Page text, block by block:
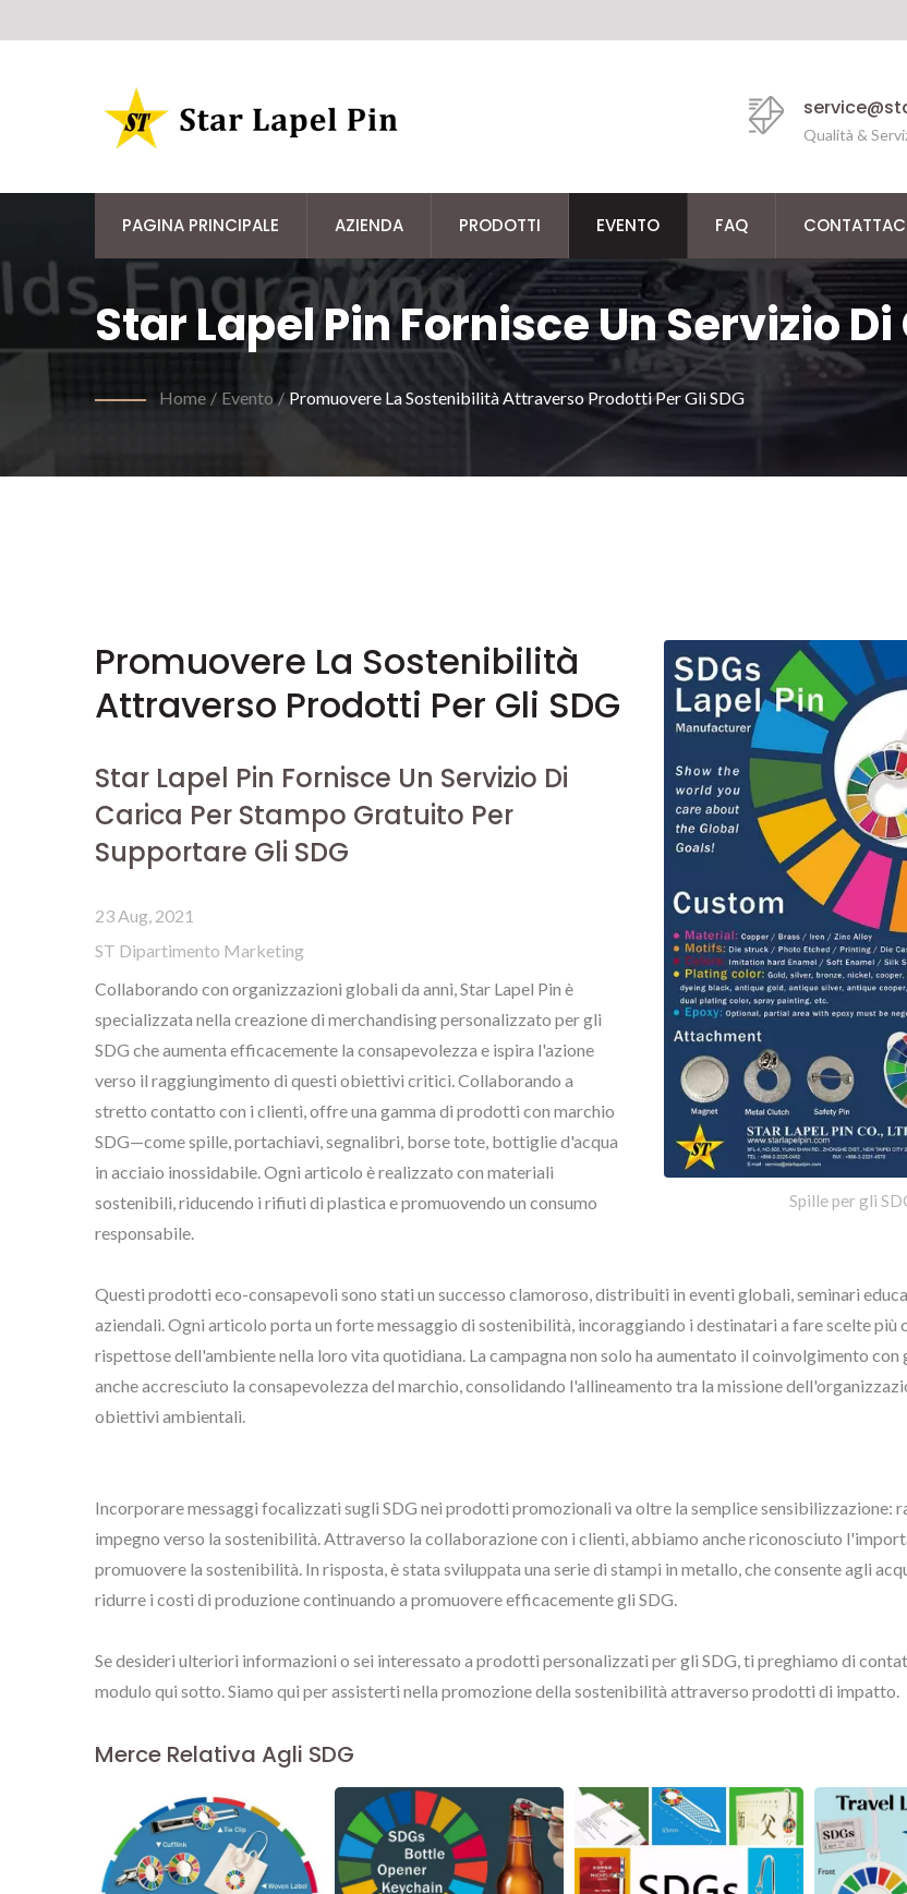
Qualità &
PAGINA PRINCIPALE AZIENDA PRODOTTI EVENTO FAQ
Star Lapel Pin Fornisce Un Servizio
Gratuito Per Supportare Gli SDG
Home / Evento / Promuovere La Sostenibilità Attraverso Prodotti Per Gli SDG
Spille per gli
Promuovere La Sostenibilità
Attraverso Prodotti Per Gli SDG
Star Lapel Pin Fornisce Un Servizio Di
Carica Per Stampo Gratuito Per
Supportare Gli SDG
23 Aug, 2021
ST Dipartimento Marketing
Collaborando con organizzazioni globali da anni, Star Lapel Pin è
specializzata nella creazione di merchandising personalizzato per gli
SDG che aumenta efficacemente la consapevolezza e ispira l'azione
verso il raggiungimento di questi obiettivi critici. Collaborando a
stretto contatto con i clienti, offre una gamma di prodotti con marchio
SDG—come spille, portachiavi, segnalibri, borse tote, bottiglie d'acqua
in acciaio inossidabile. Ogni articolo è realizzato con materiali
sostenibili, riducendo i rifiuti di plastica e promuovendo un consumo
responsabile.
Questi prodotti eco-consapevoli sono stati un successo clamoroso, distribuiti in eventi globali, seminari
aziendali. Ogni articolo porta un forte messaggio di sostenibilità, incoraggiando i destinatari a fare scelte più
rispettose dell'ambiente nella loro vita quotidiana. La campagna non solo ha aumentato il coinvolgimento con
anche accresciuto la consapevolezza del marchio, consolidando l'allineamento tra la missione
obiettivi ambientali.
Incorporare messaggi focalizzati sugli SDG nei prodotti promozionali va oltre la semplice sensibilizzazione:
impegno verso la sostenibilità. Attraverso la collaborazione con i clienti, abbiamo anche riconosciuto
promuovere la sostenibilità. In risposta, è stata sviluppata una serie di stampi in metallo, che consente agli
ridurre i costi di produzione continuando a promuovere efficacemente gli SDG.
Se desideri ulteriori informazioni o sei interessato a prodotti personalizzati per gli SDG, ti preghiamo di
modulo qui sotto. Siamo qui per assisterti nella promozione della sostenibilità attraverso prodotti di impatto.
Merce Relativa Agli SDG
Etichette Metalliche
Personalizzate
Spilla Personalizzata
Etichette